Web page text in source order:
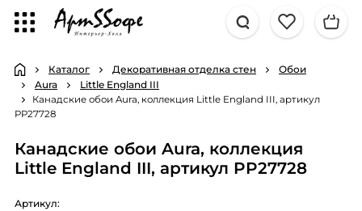
Каталог Декоративная отделка стен
Обои
Aura
Little England III
Канадские обои Aura, коллекция Little England III, артикул
PP27728
Канадские обои Aura, коллекция
Little England III, артикул PP27728
Артикул: